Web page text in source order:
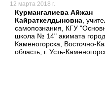
12 марта 2018 г.
Курмангалиева Айжан
Кайраткелдыновна,
самопознания, КГУ
школа № 14" акимата
Каменогорска, Восточно-
область, г. Усть-